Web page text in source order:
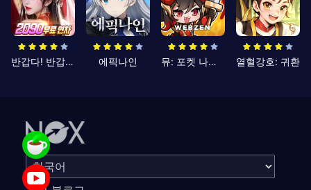
반갑다! 반갑삼국지 에픽나인 뮤: 포켓 나이츠 열혈강호: 귀환